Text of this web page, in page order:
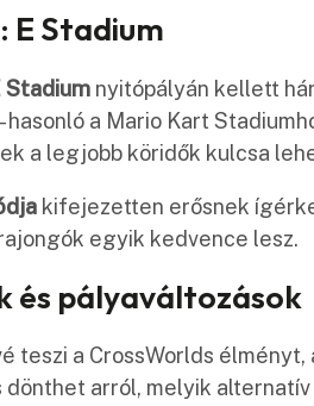
E Stadium
Stadium nyitópályán kellett
a Mario Kart
a legjobb köridők kulcsa
kifejezetten erősnek
egyik kedvence lesz.
és pályaváltozások
teszi a CrossWorlds élményt,
dönthet arról, melyik